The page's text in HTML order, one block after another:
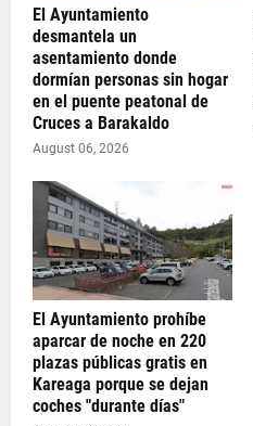
El Ayuntamiento
desmantela un
asentamiento donde
dormían personas sin hogar
en el puente peatonal de
Cruces a Barakaldo
August 06, 2026
El Ayuntamiento prohíbe
aparcar de noche en 220
plazas públicas gratis en
Kareaga porque se dejan
coches "durante días"